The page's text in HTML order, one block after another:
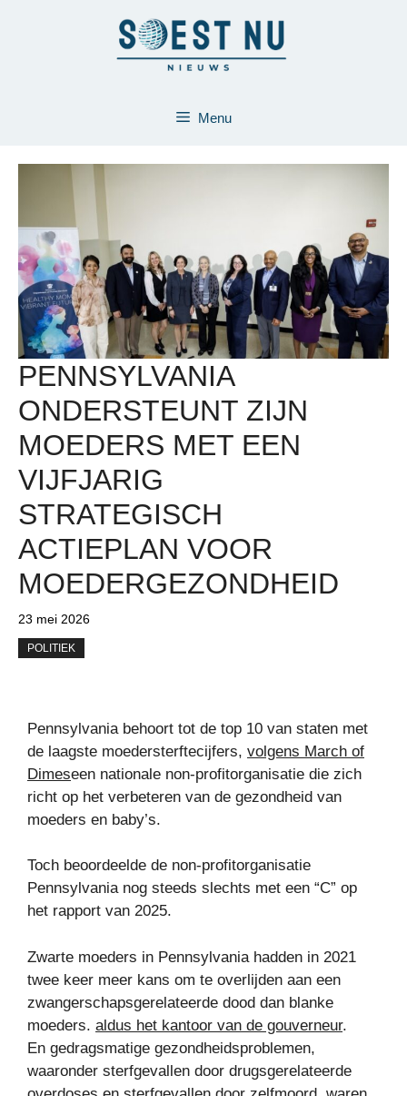
Menu
PENNSYLVANIA
ONDERSTEUNT ZIJN
MOEDERS MET EEN
VIJFJARIG
STRATEGISCH
ACTIEPLAN VOOR
MOEDERGEZONDHEID
23 mei 2026
POLITIEK
Pennsylvania behoort tot de top 10 van staten met
de laagste moedersterftecijfers, volgens March of
Dimeseen nationale non-profitorganisatie die zich
richt op het verbeteren van de gezondheid van
moeders en baby’s.
Toch beoordeelde de non-profitorganisatie
Pennsylvania nog steeds slechts met een “C” op
het rapport van 2025.
Zwarte moeders in Pennsylvania hadden in 2021
twee keer meer kans om te overlijden aan een
zwangerschapsgerelateerde dood dan blanke
moeders. aldus het kantoor van de gouverneur.
En gedragsmatige gezondheidsproblemen,
waaronder sterfgevallen door drugsgerelateerde